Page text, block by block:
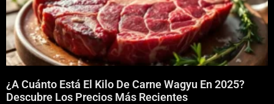
¿A Cuánto Está El Kilo De Carne Wagyu En 2025?
Descubre Los Precios Más Recientes